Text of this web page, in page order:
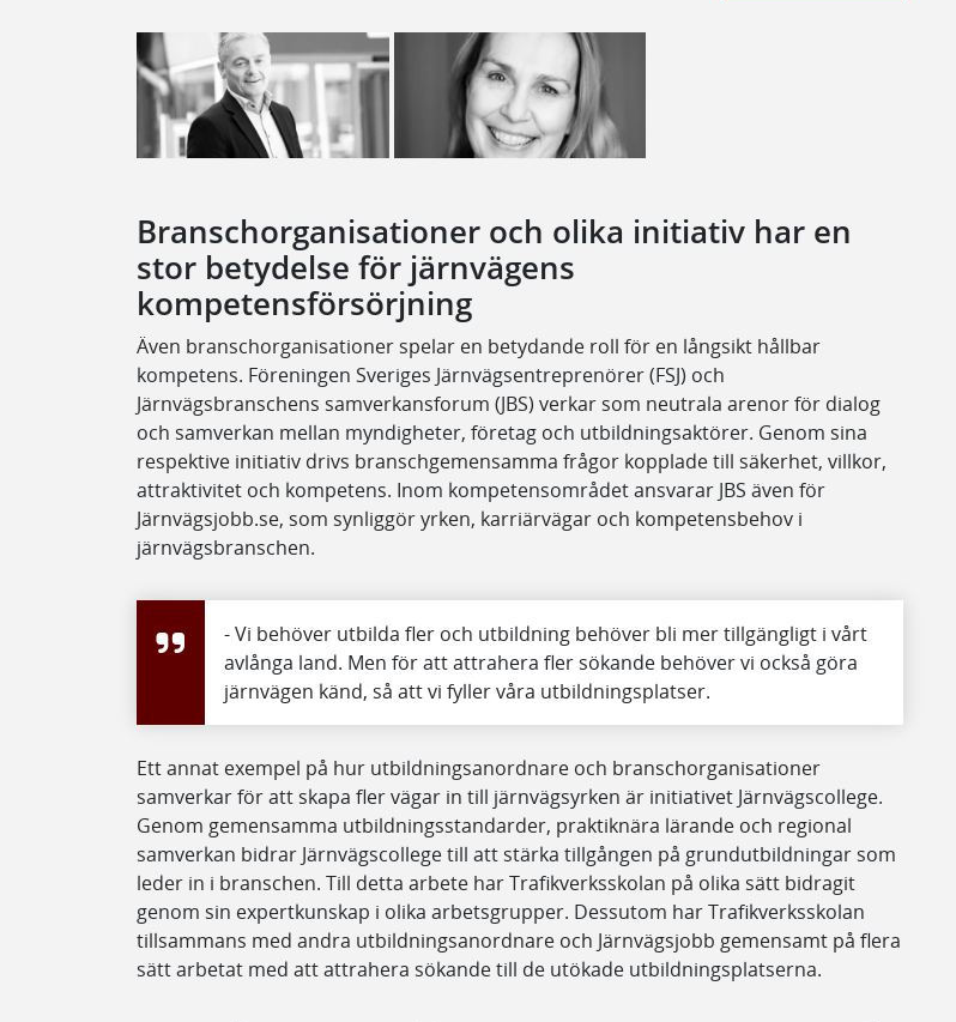
Branschorganisationer och olika initiativ har en
stor betydelse för järnvägens
kompetensförsörjning
Även branschorganisationer spelar en betydande roll för en långsikt hållbar
kompetens. Föreningen Sveriges Järnvägsentreprenörer (FSJ) och
Järnvägsbranschens samverkansforum (JBS) verkar som neutrala arenor för dialog
och samverkan mellan myndigheter, företag och utbildningsaktörer. Genom sina
respektive initiativ drivs branschgemensamma frågor kopplade till säkerhet, villkor,
attraktivitet och kompetens. Inom kompetensområdet ansvarar JBS även för
Järnvägsjobb.se, som synliggör yrken, karriärvägar och kompetensbehov i
järnvägsbranschen.
- Vi behöver utbilda fler och utbildning behöver bli mer tillgängligt i vårt
avlånga land. Men för att attrahera fler sökande behöver vi också göra
järnvägen känd, så att vi fyller våra utbildningsplatser.
Ett annat exempel på hur utbildningsanordnare och branschorganisationer
samverkar för att skapa fler vägar in till järnvägsyrken är initiativet Järnvägscollege.
Genom gemensamma utbildningsstandarder, praktiknära lärande och regional
samverkan bidrar Järnvägscollege till att stärka tillgången på grundutbildningar som
leder in i branschen. Till detta arbete har Trafikverksskolan på olika sätt bidragit
genom sin expertkunskap i olika arbetsgrupper. Dessutom har Trafikverksskolan
tillsammans med andra utbildningsanordnare och Järnvägsjobb gemensamt på flera
sätt arbetat med att attrahera sökande till de utökade utbildningsplatserna.